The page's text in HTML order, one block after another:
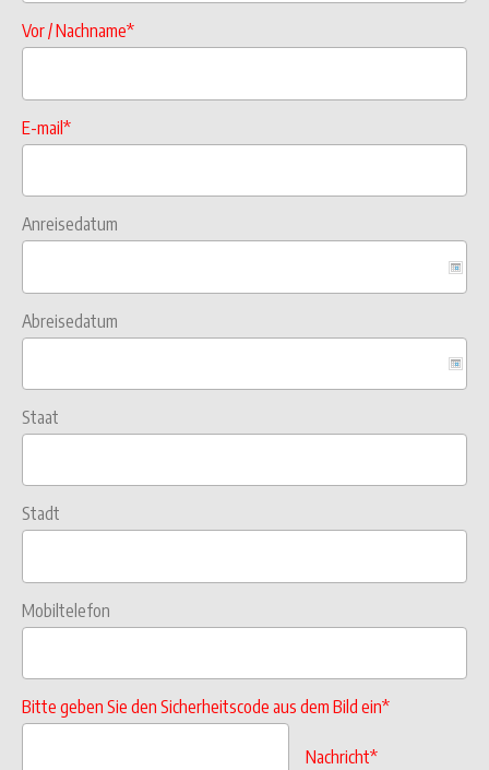
Vor / Nachname*
E-mail*
Anreisedatum
Abreisedatum
Staat
Stadt
Mobiltelefon
Bitte geben Sie den Sicherheitscode aus dem Bild ein*
Nachricht*